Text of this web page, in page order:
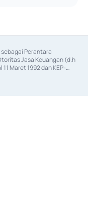
Perantara
Jasa Keuangan (d.h
Maret 1992 dan KEP-
sebagai Penjamin Emisi
Nomor KEP-
Nomor S-
izin usaha lainnya
pada tahun 2017
Lembaga Pendukung
Penyelesaian Transaksi
pada tahun 2018.